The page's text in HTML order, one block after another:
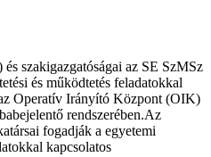
szakigazgatóságai az SE SzMSz
és működtetés feladatokkal
Operatív Irányító Központ (OIK)
rendszerében.Az
fogadják a egyetemi
kapcsolatos